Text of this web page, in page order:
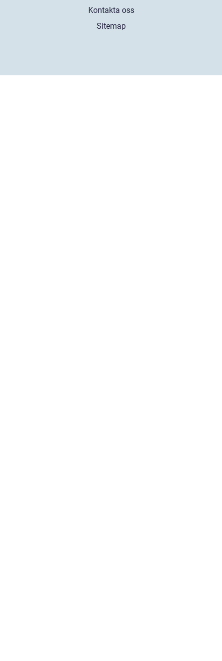
Kontakta oss
Sitemap